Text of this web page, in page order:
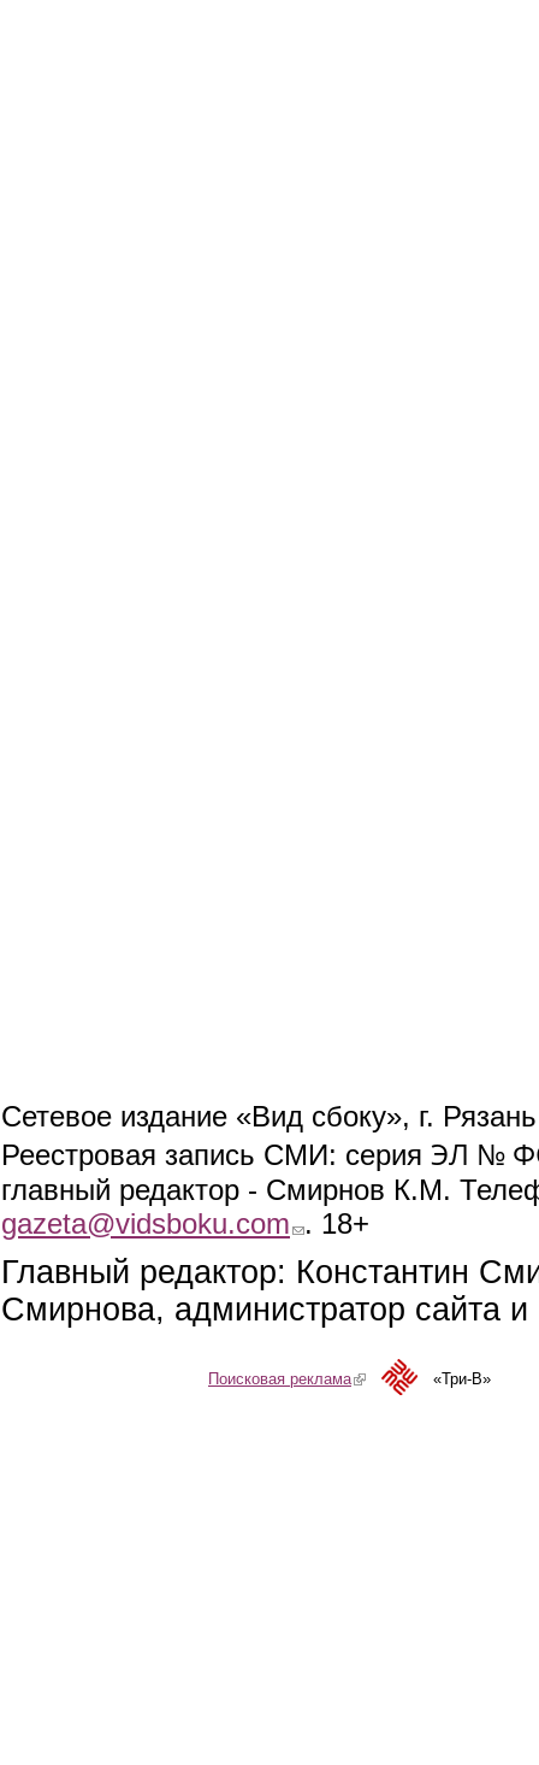
Сетевое издание «Вид сбоку», г.
Реестровая запись СМИ: серия ЭЛ №
главный редактор - Смирнов К.М.
gazeta@vidsboku.com (link sends e-mail)
. 18+
Главный редактор: Константин
Смирнова, администратор сайта
Поисковая реклама(link is external)«Три-В»